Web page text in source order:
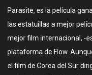
Parasite, es la película
las estatuillas a mejor
mejor film internacional, -
plataforma de Flow.
el film de Corea del Sur